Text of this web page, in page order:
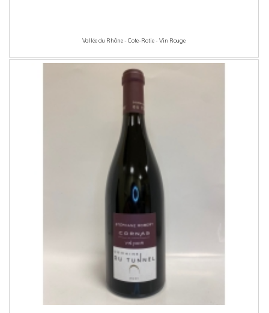
Vallée du Rhône - Cote-Rotie - Vin Rouge